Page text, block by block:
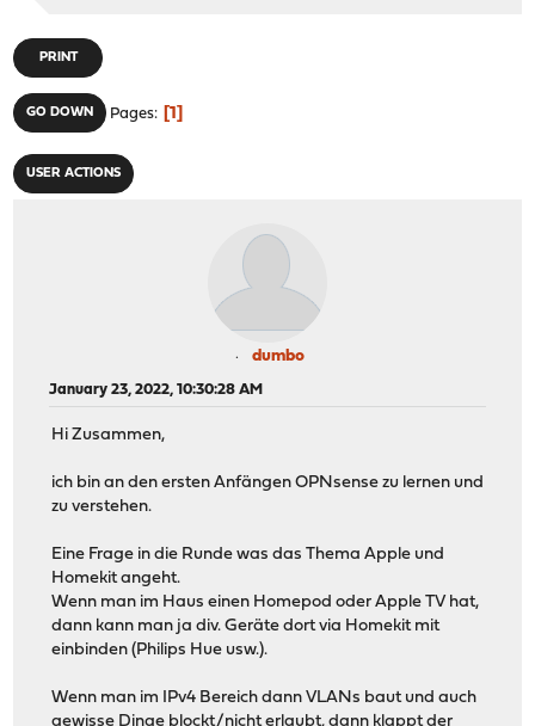
PRINT
GO DOWN Pages 1
USER ACTIONS
dumbo
January 23, 2022, 10:30:28 AM
Hi Zusammen,
ich bin an den ersten Anfängen OPNsense zu lernen und
zu verstehen.
Eine Frage in die Runde was das Thema Apple und
Homekit angeht.
Wenn man im Haus einen Homepod oder Apple TV hat,
dann kann man ja div. Geräte dort via Homekit mit
einbinden (Philips Hue usw.).
Wenn man im IPv4 Bereich dann VLANs baut und auch
gewisse Dinge blockt/nicht erlaubt, dann klappt der